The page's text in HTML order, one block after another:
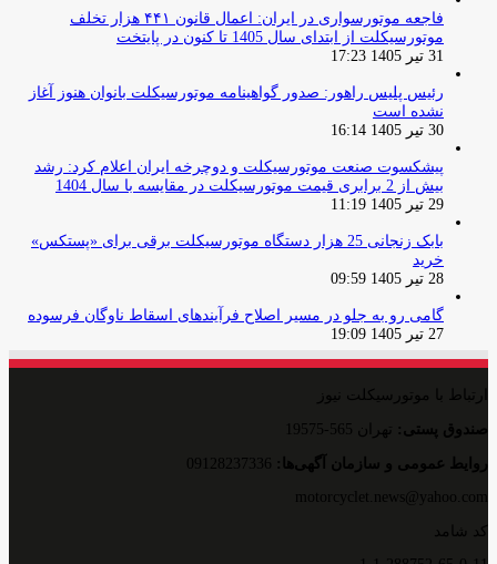
فاجعه موتورسواری در ایران: اعمال قانون ۴۴۱ هزار تخلف
موتورسیکلت از ابتدای سال 1405 تا کنون در پایتخت
31 تیر 1405 17:23
رئیس پلیس راهور: صدور گواهینامه موتورسیکلت بانوان هنوز آغاز
نشده است
30 تیر 1405 16:14
پیشکسوت صنعت موتورسیکلت و دوچرخه ایران اعلام کرد: رشد
بیش از 2 برابری قیمت موتورسیکلت در مقایسه با سال 1404
29 تیر 1405 11:19
بابک زنجانی 25 هزار دستگاه موتورسیکلت برقی برای «پستکس»
خرید
28 تیر 1405 09:59
گامی رو به جلو در مسیر اصلاح فرآیندهای اسقاط ناوگان فرسوده
27 تیر 1405 19:09
ارتباط با موتورسیکلت نیوز
صندوق پستی: تهران 565-19575
روایط عمومی و سازمان آگهی‌ها:
motorcyclet.news@yahoo.com
کد شامد